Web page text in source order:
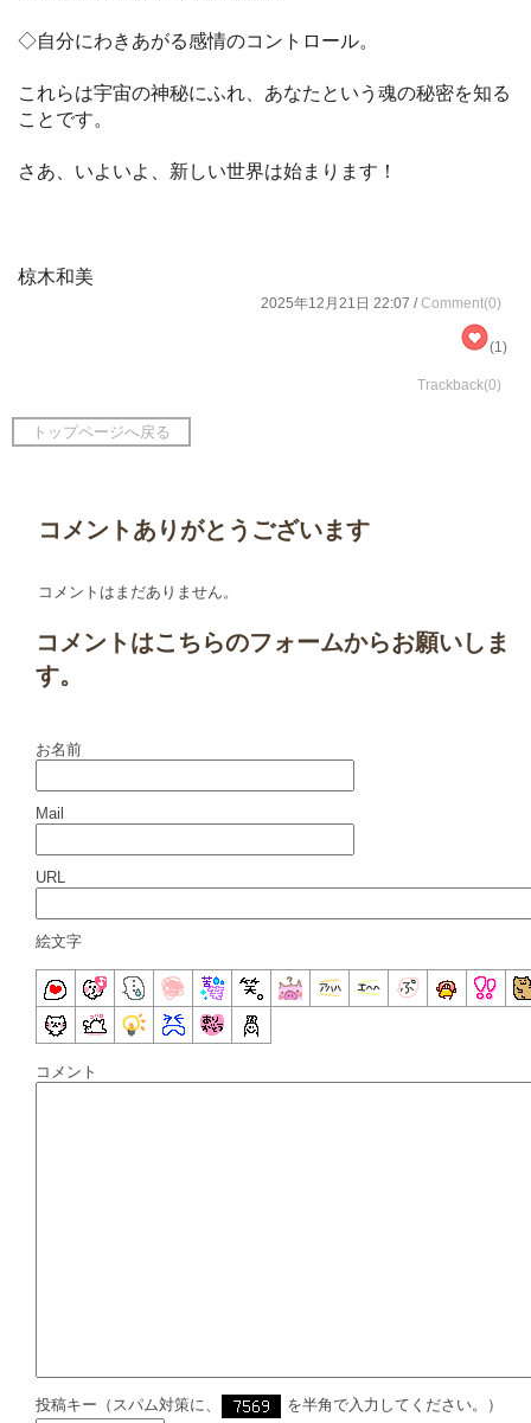
◇自分にわきあがる感情のコントロール。
これらは宇宙の神秘にふれ、あなたという魂の秘密を知る
ことです。
さあ、いよいよ、新しい世界は始まります！
椋木和美
2025年12月21日 22:07 /Comment(0)
(1)
Trackback(0)
トップページへ戻る
コメントありがとうございます
コメントはまだありません。
コメントはこちらのフォームからお願いしま
す。
お名前
Mail
URL
絵文字
コメント
投稿キー（スパム対策に、 を半角で入力してください。）